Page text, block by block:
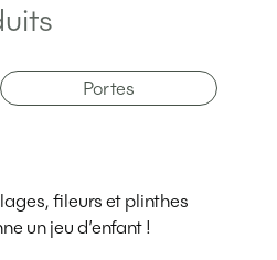
Portes
fileurs et plinthes
un jeu d’enfant !